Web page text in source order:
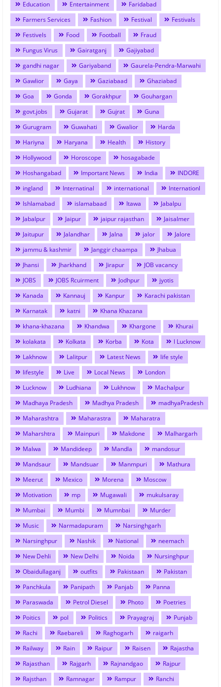
Education Entertainment
Faridabad
Farmers Services
Fashion Festival
Festivals
Festivels
Food Football
Fraud
Fungus Virus
Gairatganj
Gajiyabad
gandhi nagar
Gariyaband
Gaurela-Pendra-Marwahi
Gawlior
Gaya Gaziabaad
Ghaziabad
Goa
Gonda Gorakhpur
Gouhargan
govt.jobs
Gujarat Gujrat
Guna
Gurugram
Guwahati Gwalior
Harda
Hariyna
Haryana Health
History
Hollywood
Horoscope
hosagabade
Hoshangabad
Important News India
INDORE
ingland
Internatinal international
Internationl
Ishlamabad
islamabaad Itawa
Jabalpu
Jabalpur
Jaipur jaipur rajasthan
Jaisalmer
Jaitupur
Jalandhar Jalna jalor
Jalore
jammu & kashmir
Janggir chaampa
Jhabua
Jhansi
Jharkhand Jirapur
JOB vacancy
JOBS
JOBS Rcuirment Jodhpur
jyotis
Kanada
Kannauj Kanpur
Karachi pakistan
Karnatak
katni
Khana Khazana
khana-khazana
Khandwa Khargone
Khurai
kolakata
Kolkata Korba Kota
l Lucknow
Lakhnow
Lalitpur Latest News
life style
lifestyle
Live Local News
London
Lucknow
Ludhiana Lukhnow
Machalpur
Madhaya Pradesh
Madhya Pradesh
madhyaPradesh
Maharashtra
Maharastra
Maharatra
Maharshtra
Mainpuri Makdone
Malhargarh
Malwa
Mandideep Mandla
mandosur
Mandsaur
Mandsuar Manmpuri
Mathura
Meerut
Mexico Morena
Moscow
Motivation
mp Mugawali
mukulsaray
Mumbai
Mumbi Mumnbai
Murder
Music
Narmadapuram
Narsinghgarh
Narsinghpur
Nashik National
neemach
New Dehli
New Delhi Noida
Nursinghpur
Obaidullaganj
outfits Pakistaan
Pakistan
Panchkula
Panipath Panjab
Panna
Paraswada
Petrol Diesel Photo
Poetries
Poitics
pol Politics Prayagraj
Punjab
Rachi
Raebareli Raghogarh
raigarh
Railway
Rain Raipur Raisen
Rajastha
Rajasthan
Rajgarh Rajnandgao
Rajpur
Rajsthan
Ramnagar Rampur
Ranchi